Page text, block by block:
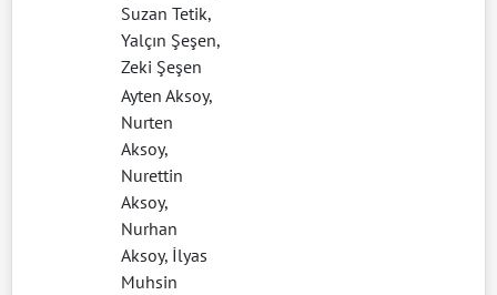
Suzan Tetik,
Yalçın Şeşen,
Zeki Şeşen
Ayten Aksoy,
Nurten
Aksoy,
Nurettin
Aksoy,
Nurhan
Aksoy, İlyas
Muhsin